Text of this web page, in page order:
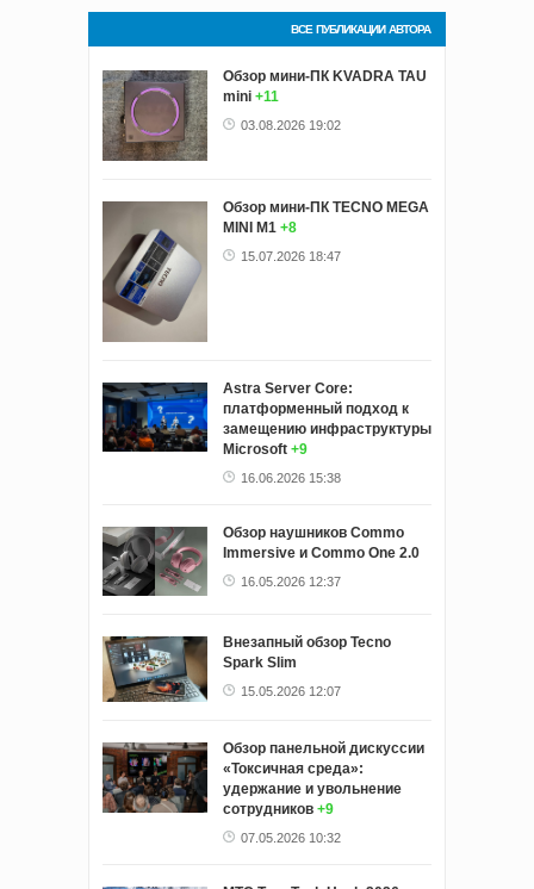
ВСЕ ПУБЛИКАЦИИ АВТОРА
Обзор мини-ПК KVADRA TAU
mini +11
03.08.2026 19:02
Обзор мини‑ПК TECNO MEGA
MINI M1 +8
15.07.2026 18:47
Astra Server Core:
платформенный подход к
замещению инфраструктуры
Microsoft +9
16.06.2026 15:38
Обзор наушников Commo
Immersive и Commo One 2.0
16.05.2026 12:37
Внезапный обзор Tecno
Spark Slim
15.05.2026 12:07
Обзор панельной дискуссии
«Токсичная среда»:
удержание и увольнение
сотрудников +9
07.05.2026 10:32